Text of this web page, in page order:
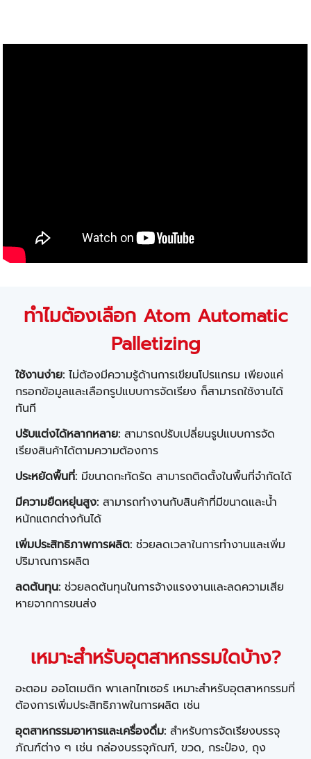
ทำไมต้องเลือก Atom Automatic
Palletizing
ใช้งานง่าย: ไม่ต้องมีความรู้ด้านการเขียนโปรแกรม เพียงแค่
กรอกข้อมูลและเลือกรูปแบบการจัดเรียง ก็สามารถใช้งานได้
ทันที
ปรับแต่งได้หลากหลาย: สามารถปรับเปลี่ยนรูปแบบการจัด
เรียงสินค้าได้ตามความต้องการ
ประหยัดพื้นที่: มีขนาดกะทัดรัด สามารถติดตั้งในพื้นที่จำกัดได้
มีความยืดหยุ่นสูง: สามารถทำงานกับสินค้าที่มีขนาดและน้ำ
หนักแตกต่างกันได้
เพิ่มประสิทธิภาพการผลิต: ช่วยลดเวลาในการทำงานและเพิ่ม
ปริมาณการผลิต
ลดต้นทุน: ช่วยลดต้นทุนในการจ้างแรงงานและลดความเสีย
หายจากการขนส่ง
เหมาะสำหรับอุตสาหกรรมใดบ้าง?
อะตอม ออโตเมติก พาเลทไทเซอร์ เหมาะสำหรับอุตสาหกรรมที่
ต้องการเพิ่มประสิทธิภาพในการผลิต เช่น
อุตสาหกรรมอาหารและเครื่องดื่ม: สำหรับการจัดเรียงบรรจุ
ภัณฑ์ต่าง ๆ เช่น กล่องบรรจุภัณฑ์, ขวด, กระป๋อง, ถุง